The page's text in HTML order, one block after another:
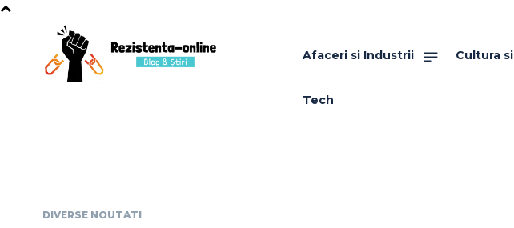
Afaceri si Industrii Cultura
Tech
DIVERSE NOUTATI